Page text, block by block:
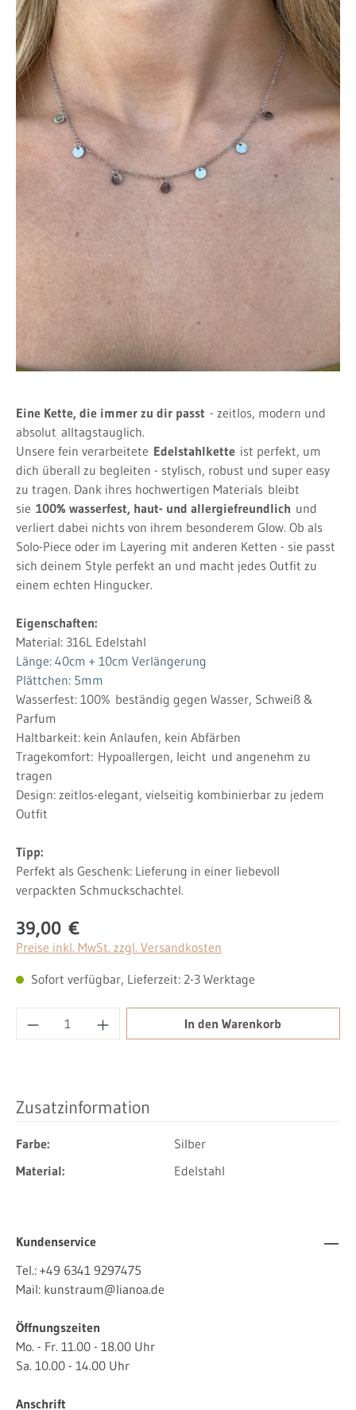
Eine Kette, die immer zu dir passt - zeitlos, modern und
absolut alltagstauglich.
Unsere fein verarbeitete Edelstahlkette ist perfekt, um
dich überall zu begleiten - stylisch, robust und super easy
zu tragen. Dank ihres hochwertigen Materials bleibt
sie 100% wasserfest, haut- und allergiefreundlich und
verliert dabei nichts von ihrem besonderem Glow. Ob als
Solo-Piece oder im Layering mit anderen Ketten - sie passt
sich deinem Style perfekt an und macht jedes Outfit zu
einem echten Hingucker.
Eigenschaften:
Material: 316L Edelstahl
Länge: 40cm + 10cm Verlängerung
Plättchen: 5mm
Wasserfest: 100% beständig gegen Wasser, Schweiß &
Parfum
Haltbarkeit: kein Anlaufen, kein Abfärben
Tragekomfort: Hypoallergen, leicht und angenehm zu
tragen
Design: zeitlos-elegant, vielseitig kombinierbar zu jedem
Outfit
Tipp:
Perfekt als Geschenk: Lieferung in einer liebevoll
verpackten Schmuckschachtel.
Regulärer Preis:
39,00 €
Preise inkl. MwSt. zzgl. Versandkosten
Sofort verfügbar, Lieferzeit: 2-3 Werktage
Produkt Anzahl: Gib den gewünschten
In den Warenkorb
Zusatzinformation
Farbe:
Silber
Material:
Edelstahl
Kundenservice
Tel.: +49 6341 9297475
Mail: kunstraum@lianoa.de
Öffnungszeiten
Mo. - Fr. 11.00 - 18.00 Uhr
Sa. 10.00 - 14.00 Uhr
Anschrift